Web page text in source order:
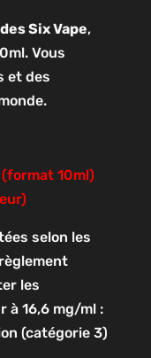
Six Vape,
Vous
et des
10ml)
selon les
les
à 16,6 mg/ml :
(catégorie 3)